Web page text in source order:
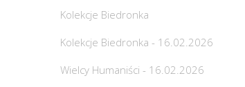
Kolekcje Biedronka
Kolekcje Biedronka - 16.02.2026
Wielcy Humaniści - 16.02.2026